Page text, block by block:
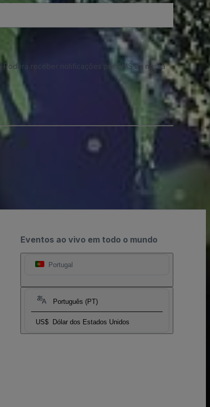
. Poderá receber notificações por SMS da nossa
Eventos ao vivo em todo o mundo
Portugal
Português (PT)
US$ Dólar dos Estados Unidos